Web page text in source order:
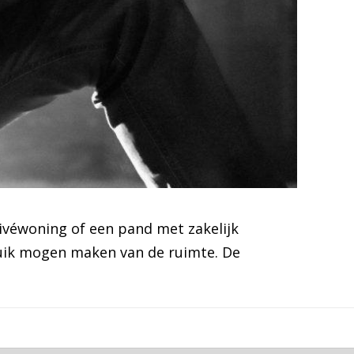
of een pand met zakelijk
mogen maken van de ruimte. De